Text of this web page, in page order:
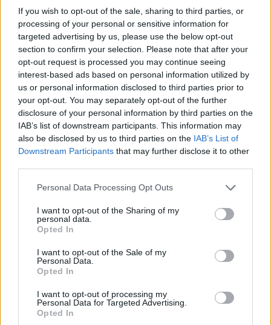
If you wish to opt-out of the sale, sharing to third parties, or
processing of your personal or sensitive information for
targeted advertising by us, please use the below opt-out
section to confirm your selection. Please note that after your
opt-out request is processed you may continue seeing
interest-based ads based on personal information utilized by
us or personal information disclosed to third parties prior to
your opt-out. You may separately opt-out of the further
disclosure of your personal information by third parties on the
IAB’s list of downstream participants. This information may
also be disclosed by us to third parties on the IAB’s List of
Downstream Participants that may further disclose it to other
Personal Data Processing Opt Outs
I want to opt-out of the Sharing of my
personal data.
Opted In
I want to opt-out of the Sale of my
Personal Data.
Opted In
I want to opt-out of processing my
Personal Data for Targeted Advertising.
Opted In
Rytier Draka
Zúrivý Švih
(30%)
Začína
na
90%
každé 3
sekundy
až na
600%.
400%
každých
okruhu
4,8m.
majú 30%
šancu
spustiť
Dračiu
na
Toxická
vybuchuje
spôsobuje